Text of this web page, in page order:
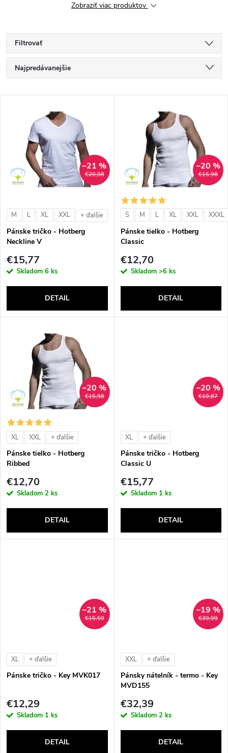
Zobraziť viac produktov
Filtrovať
R
a
n
e
p
r
d
t
o
v
Najpredávanejšie
Abecedne
s
p
r
o
d
t
o
v
€20,08
–21 %
M L XL XXL + ďalšie
Pánske tričko - Hotberg
Neckline V
€15,77
Skladom 6 ks
DETAIL
€15,98
–20 %
S M L XL XXL XXXL
Pánske tielko - Hotberg
Classic
€12,70
Skladom >6 ks
DETAIL
€15,98
–20 %
XL XXL + ďalšie
Pánske tielko - Hotberg
Ribbed
€12,70
Skladom 2 ks
DETAIL
€19,87
–20 %
XL + ďalšie
Pánske tričko - Hotberg
Classic U
€15,77
Skladom 1 ks
DETAIL
€15,59
–21 %
XL + ďalšie
Pánske tričko - Key MVK017
€12,29
Skladom 1 ks
DETAIL
€39,99
–19 %
XXL + ďalšie
Pánsky nátelník - termo - Key
MVD155
€32,39
Skladom 2 ks
DETAIL